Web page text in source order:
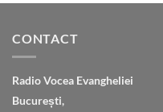
CONTACT
Radio Vocea Evangheliei
București,